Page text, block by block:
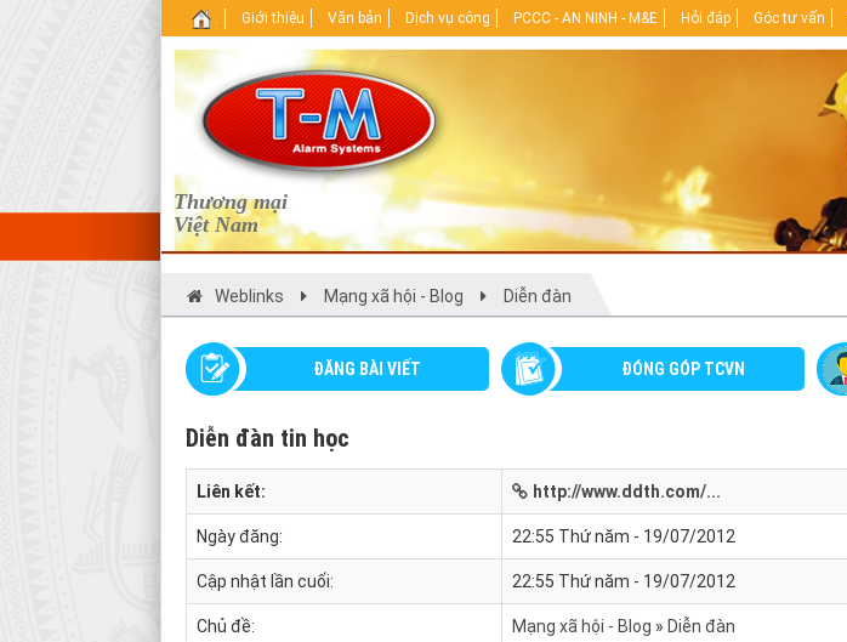
Thương mại
Việt Nam
. Giới thiệu Văn bản Dịch vụ công PCCC - AN NINH - M&E Hỏi đáp Góc tư vấn
Weblinks Mạng xã hội - Blog Diễn đàn
ĐĂNG BÀI VIẾT ĐÓNG GÓP TCVN
Diễn đàn tin học
Liên kết: http://www.ddth.com/...
Ngày đăng: 22:55 Thứ năm - 19/07/2012
Cập nhật lần cuối: 22:55 Thứ năm - 19/07/2012
Chủ đề: Mạng xã hội - Blog Diễn đàn